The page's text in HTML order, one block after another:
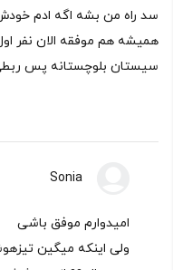
سد راه من بشه اگه ادم
همیشه هم موفقه الان نفر
سیستان بلوچستانه پس
Sonia
امیدوارم موفق باشی
ولی اینکه میگین